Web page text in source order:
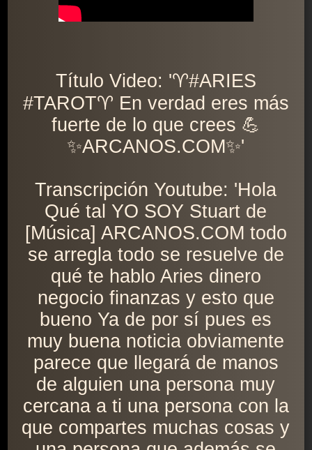
Título Video: '♈️#ARIES
#TAROT♈️ En verdad eres más
fuerte de lo que crees 💪
✨ARCANOS.COM✨'
Transcripción Youtube: 'Hola
Qué tal YO SOY Stuart de
[Música] ARCANOS.COM todo
se arregla todo se resuelve de
qué te hablo Aries dinero
negocio finanzas y esto que
bueno Ya de por sí pues es
muy buena noticia obviamente
parece que llegará de manos
de alguien una persona muy
cercana a ti una persona con la
que compartes muchas cosas y